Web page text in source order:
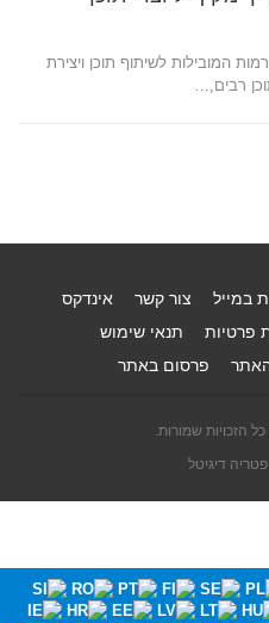
המובילות לשיתוף תוכן ויצירת
רבים,…
במייל צור קשר
אינדקס
פרטיות
תנאי שימוש
פרסום באתר
דיגיטל